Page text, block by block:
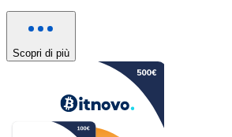
Scopri di più